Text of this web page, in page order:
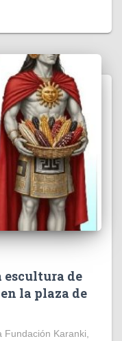
escultura de
la plaza de
Fundación Karanki,